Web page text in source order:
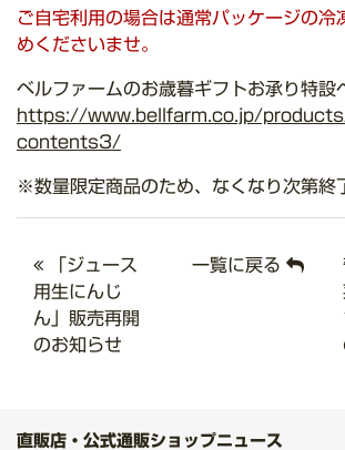
ご自宅利用の場合は通常パッケージの冷
めくださいませ。
ベルファームのお歳暮ギフトお承り特設
https://www.bellfarm.co.jp/
contents3/
※数量限定商品のため、なくなり次第終
「ジュース
用生にんじ
ん」販売再開
のお知らせ
一覧に戻る
直販店・公式通販ショップニュース